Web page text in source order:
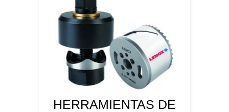
HERRAMIENTAS DE